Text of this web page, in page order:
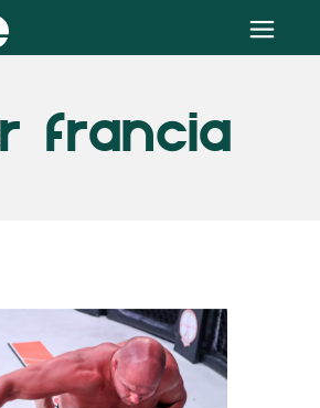
FRANCIA